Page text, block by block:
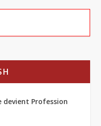
devient Profession